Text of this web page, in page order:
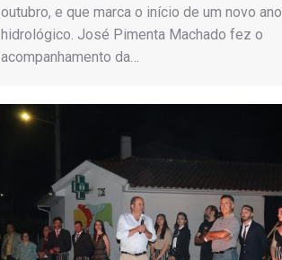
outubro, e que marca o início de um novo ano
hidrológico. José Pimenta Machado fez o
acompanhamento da…